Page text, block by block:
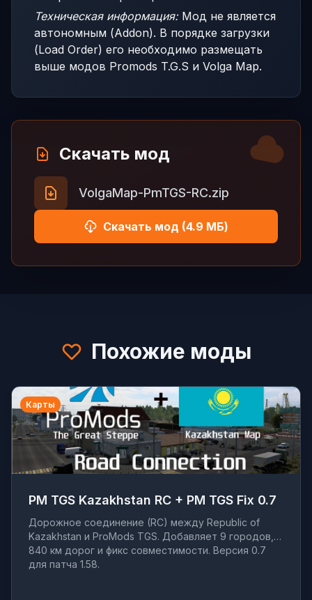
Техническая информация:Мод не является
автономным (Addon). В порядке загрузки
(Load Order) его необходимо размещать
выше модов Promods T.G.S и Volga Map.
Скачать мод
VolgaMap-PmTGS-RC.zip
Скачать мод (4.9 МБ)
Похожие моды
Карты
PM TGS Kazakhstan RC + PM TGS Fix 0.7
Дорожное соединение (RC) между Republic of
Kazakhstan и ProMods TGS. Добавляет 9 городов,
840 км дорог и фикс совместимости. Версия 0.7
для патча 1.58.